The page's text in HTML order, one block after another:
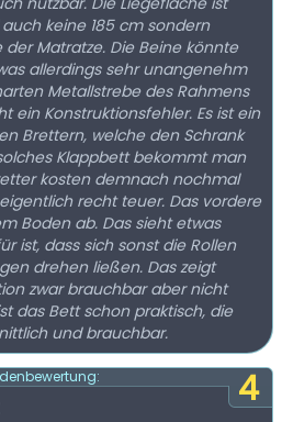
keine 185 cm sondern
Matratze. Die Beine könnte
allerdings sehr unangenehm
Metallstrebe des Rahmens
ein Konstruktionsfehler. Es ist ein
Brettern, welche den Schrank
Klappbett bekommt man
kosten demnach nochmal
eigentlich recht teuer. Das vordere
Boden ab. Das sieht etwas
ist, dass sich sonst die Rollen
drehen ließen. Das zeigt
zwar brauchbar aber nicht
das Bett schon praktisch, die
und brauchbar.
4